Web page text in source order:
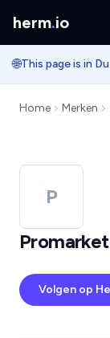
herm.io
🌐
Home Merken
P
Volgen op